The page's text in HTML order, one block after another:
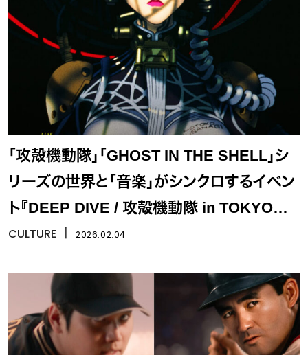
「攻殻機動隊」「GHOST IN THE SHELL」シ
リーズの世界と「音楽」がシンクロするイベン
ト『DEEP DIVE / 攻殻機動隊 in TOKYO
NODE』
CULTURE 2026.02.04